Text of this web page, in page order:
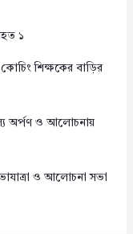
১
শিক্ষকের বাড়ির
অর্পণ ও আলোচনায়
ও আলোচনা সভা